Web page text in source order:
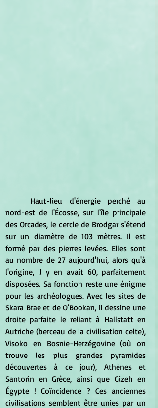
nord-est de l'Écosse, sur l'île principale
des Orcades, le cercle de Brodgar s'étend
sur un diamètre de 103 mètres. Il est
formé par des pierres levées. Elles sont
au nombre de 27 aujourd'hui, alors qu'à
l'origine, il y en avait 60, parfaitement
disposées. Sa fonction reste une énigme
pour les archéologues. Avec les sites de
Skara Brae et de O'Bookan, il dessine une
droite parfaite le reliant à Hallstatt en
Autriche (berceau de la civilisation celte),
Visoko en Bosnie-Herzégovine (où on
trouve les plus grandes pyramides
découvertes à ce jour), Athènes et
Santorin en Grèce, ainsi que Gizeh en
Égypte ! Coïncidence ? Ces anciennes
civilisations semblent être unies par un